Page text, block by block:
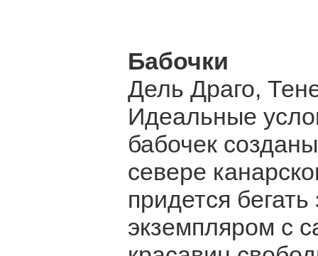
Бабочки
Дель Драго,
Идеальные
бабочек
севере
придется
экземпляром с